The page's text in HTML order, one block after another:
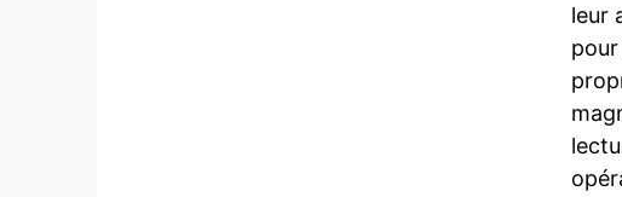
leur
pour